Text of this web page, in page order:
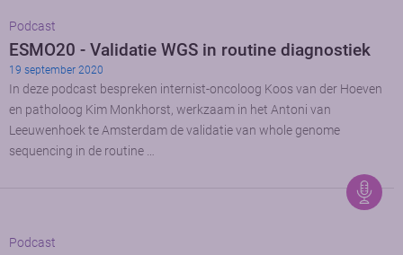
Podcast
ESMO20 - Validatie WGS in routine diagnostiek
19 september 2020
In deze podcast bespreken internist-oncoloog Koos van der Hoeven
en patholoog Kim Monkhorst, werkzaam in het Antoni van
Leeuwenhoek te Amsterdam de validatie van whole genome
sequencing in de routine …
Podcast